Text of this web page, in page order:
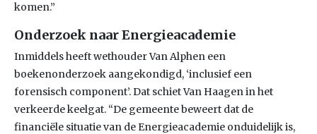
komen.”
Onderzoek naar Energieacademie
Inmiddels heeft wethouder Van Alphen een
boekenonderzoek aangekondigd, ‘inclusief een
forensisch component’. Dat schiet Van Haagen in het
verkeerde keelgat. “De gemeente beweert dat de
financiële situatie van de Energieacademie onduidelijk is,